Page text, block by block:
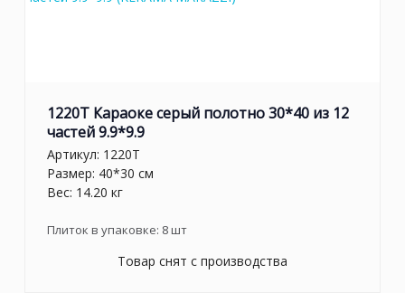
1220T Караоке серый полотно 30*40 из 12
частей 9.9*9.9
Артикул: 1220T
Размер: 40*30 см
Вес: 14.20 кг
Плиток в упаковке: 8шт
Товар снят с производства